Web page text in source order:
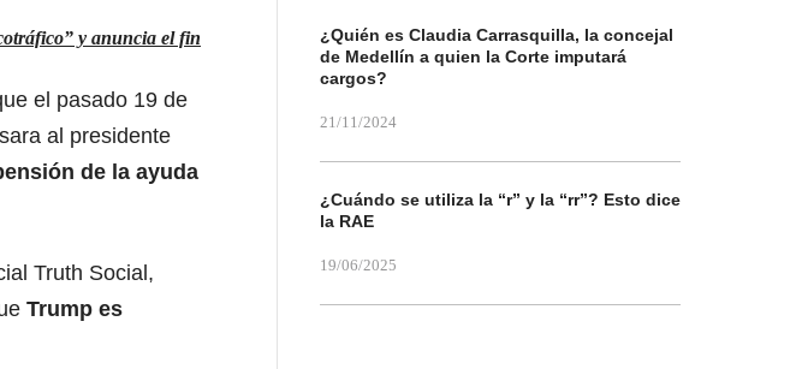
y anuncia el fin
el pasado 19 de
al presidente
de la ayuda
Truth Social,
Trump es
¿Quién es Claudia Carrasquilla, la concejal
de Medellín a quien la Corte imputará
cargos?
21/11/2024
¿Cuándo se utiliza la “r” y la “rr”? Esto dice
la RAE
19/06/2025